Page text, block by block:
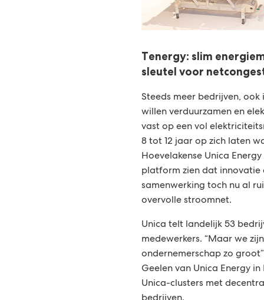
Tenergy: slim
sleutel voor
Steeds meer bedrijven, ook
willen verduurzamen en
vast op een vol
8 tot 12 jaar op zich laten
Hoevelakense Unica
platform zien dat innovatie
samenwerking toch nu al
overvolle stroomnet.
Unica telt landelijk 53
medewerkers. “Maar we
ondernemerschap zo
Geelen van Unica Energy
Unica-clusters met